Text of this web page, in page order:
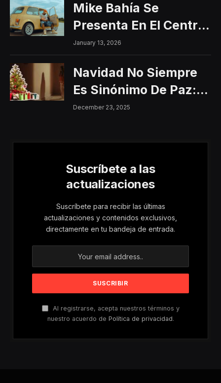
Mike Bahía Se
Presenta En El Centro
Histórico Con Un
Concierto Gratuito
January 13, 2026
Navidad No Siempre
Es Sinónimo De Paz:
Aumentan Los
Para Mujeres Y Niñas
December 23, 2025
Suscríbete a las
actualizaciones
Suscríbete para recibir las últimas
actualizaciones y contenidos exclusivos,
directamente en tu bandeja de entrada.
Al registrarse, acepta nuestros términos y
nuestro acuerdo de Política de privacidad.